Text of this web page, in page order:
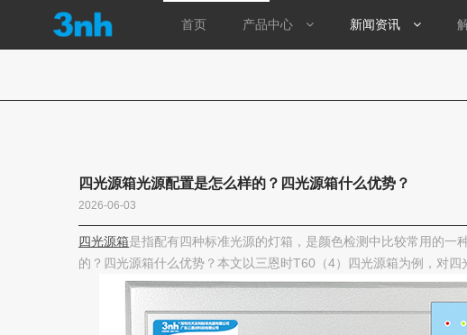
首页 产品中心 新闻资讯
测色仪
光泽度仪
四光源箱光源配置是怎么样的？四光源箱什么优势？
2026-06-03
四光源箱是指配有四种标准光源的灯箱，是颜色检测中比较常用的一
的？四光源箱什么优势？本文以三恩时T60（4）四光源箱为例，对四